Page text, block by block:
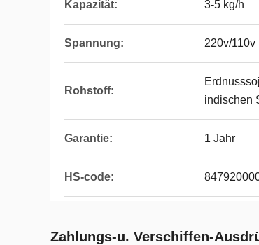
Kapazität: 3-5 kg/h
Spannung: 220v/110v
Rohstoff:
indischen
Garantie: 1 Jahr
HS-code:
Zahlungs-u. Verschiffen-